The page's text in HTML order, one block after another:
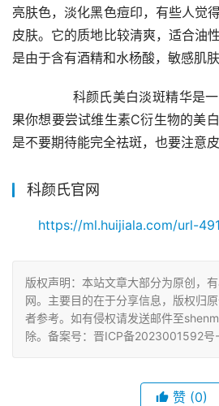
亮肤色，淡化黑色痘印，有些人觉
皮肤。它的质地比较清爽，适合油
是由于含有酒精和水杨酸，敏感肌肤
果你想要尝试维生素C衍生物的美
是不要期待能完全祛斑，也要注意
科颜氏官网
https://ml.huijiala.com/url-
版权声明：本站文章大部分为原创，
网。主要目的在于分享信息，版权归
者参考。如有侵权请发送邮件至
除。备案号：晋ICP备2023001592号
赞 (0)